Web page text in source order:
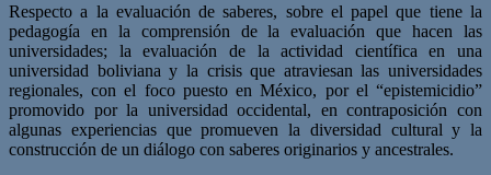
Respecto a la evaluación de saberes, sobre el papel que tiene la
pedagogía en la comprensión de la evaluación que hacen las
universidades; la evaluación de la actividad científica en una
universidad boliviana y la crisis que atraviesan las universidades
regionales, con el foco puesto en México, por el “epistemicidio”
promovido por la universidad occidental, en contraposición con
algunas experiencias que promueven la diversidad cultural y la
construcción de un diálogo con saberes originarios y ancestrales.